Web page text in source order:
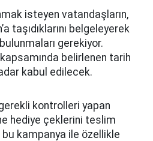
isteyen vatandaşların,
taşıdıklarını belgeleyerek
gerekiyor.
belirlenen tarih
kabul edilecek.
kontrolleri yapan
hediye çeklerini teslim
kampanya ile özellikle